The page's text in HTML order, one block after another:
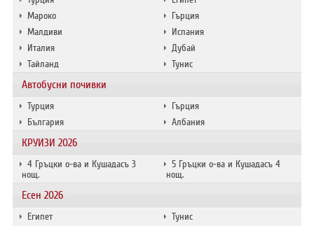
Мароко
Гърция
Малдиви
Испания
Италия
Дубай
Тайланд
Тунис
Автобусни почивки
Турция
Гърция
България
Албания
КРУИЗИ 2026
4 Гръцки о-ва и Кушадасъ 3
нощ.
5 Гръцки о-ва и Кушадасъ 4
нощ.
Есен 2026
Египет
Тунис